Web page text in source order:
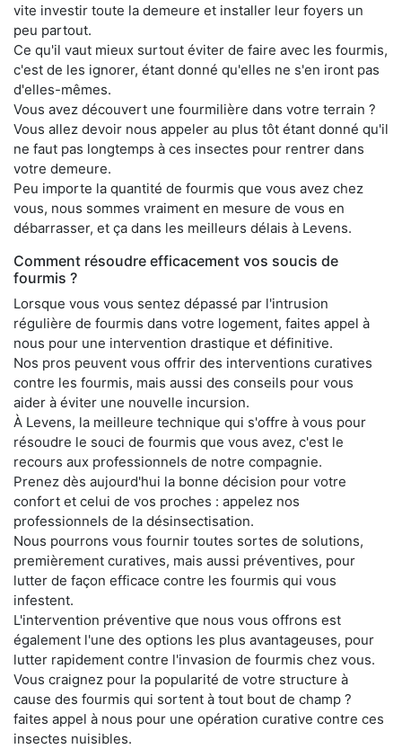
vite investir toute la demeure et installer leur foyers un
peu partout.
Ce qu'il vaut mieux surtout éviter de faire avec les fourmis,
c'est de les ignorer, étant donné qu'elles ne s'en iront pas
d'elles-mêmes.
Vous avez découvert une fourmilière dans votre terrain ?
Vous allez devoir nous appeler au plus tôt étant donné qu'il
ne faut pas longtemps à ces insectes pour rentrer dans
votre demeure.
Peu importe la quantité de fourmis que vous avez chez
vous, nous sommes vraiment en mesure de vous en
débarrasser, et ça dans les meilleurs délais à Levens.
Comment résoudre efficacement vos soucis de
fourmis ?
Lorsque vous vous sentez dépassé par l'intrusion
régulière de fourmis dans votre logement, faites appel à
nous pour une intervention drastique et définitive.
Nos pros peuvent vous offrir des interventions curatives
contre les fourmis, mais aussi des conseils pour vous
aider à éviter une nouvelle incursion.
À Levens, la meilleure technique qui s'offre à vous pour
résoudre le souci de fourmis que vous avez, c'est le
recours aux professionnels de notre compagnie.
Prenez dès aujourd'hui la bonne décision pour votre
confort et celui de vos proches : appelez nos
professionnels de la désinsectisation.
Nous pourrons vous fournir toutes sortes de solutions,
premièrement curatives, mais aussi préventives, pour
lutter de façon efficace contre les fourmis qui vous
infestent.
L'intervention préventive que nous vous offrons est
également l'une des options les plus avantageuses, pour
lutter rapidement contre l'invasion de fourmis chez vous.
Vous craignez pour la popularité de votre structure à
cause des fourmis qui sortent à tout bout de champ ?
faites appel à nous pour une opération curative contre ces
insectes nuisibles.